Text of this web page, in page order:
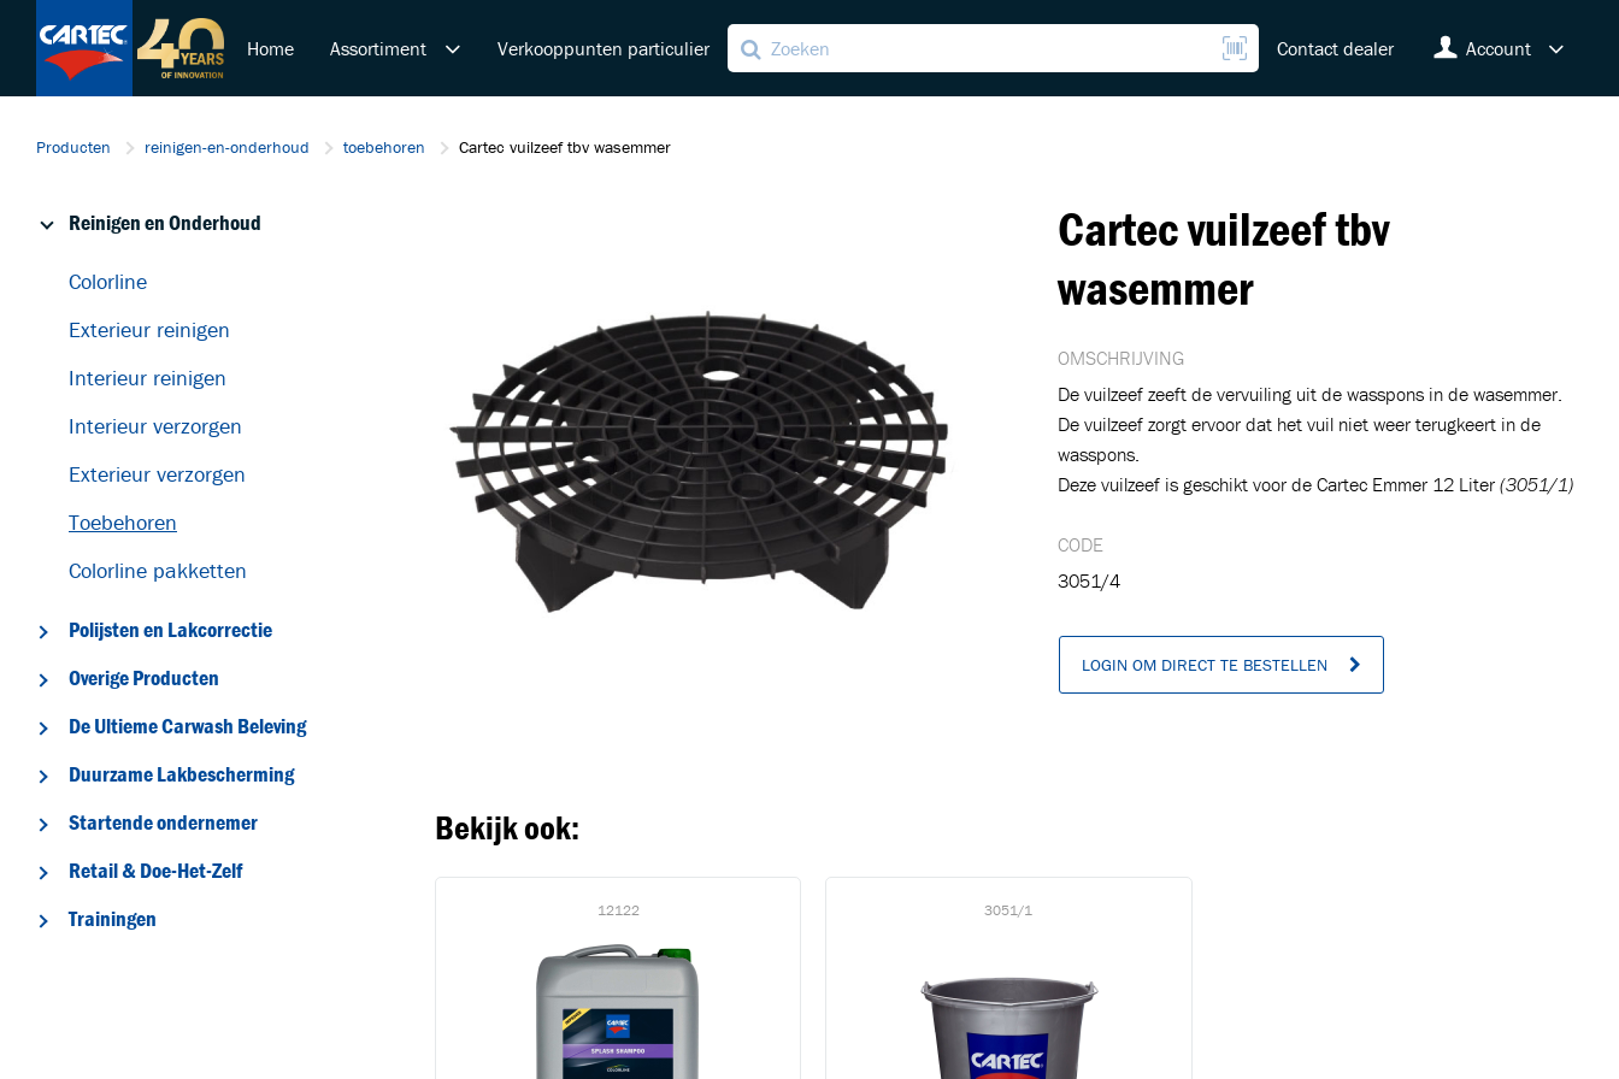
Home Assortiment
Polijsten en Lakcorrectie
Verkooppunten particulier Contact dealer Account
Producten reinigen-en-onderhoud toebehoren Cartec vuilzeef tbv wasemmer
Reinigen en Onderhoud
Colorline
Exterieur reinigen
Interieur reinigen
Interieur verzorgen
Exterieur verzorgen
Toebehoren
Colorline pakketten
Polijsten en Lakcorrectie
Overige Producten
De Ultieme Carwash Beleving
Duurzame Lakbescherming
Startende ondernemer
Retail & Doe-Het-Zelf
Trainingen
Cartec vuilzeef tbv
wasemmer
OMSCHRIJVING
De vuilzeef zeeft de vervuiling uit de wasspons in de wasemmer.
De vuilzeef zorgt ervoor dat het vuil niet weer terugkeert in de
wasspons.
Deze vuilzeef is geschikt voor de Cartec Emmer 12 Liter (3051/1)
CODE
3051/4
LOGIN OM DIRECT TE BESTELLEN
Bekijk ook:
12122 3051/1